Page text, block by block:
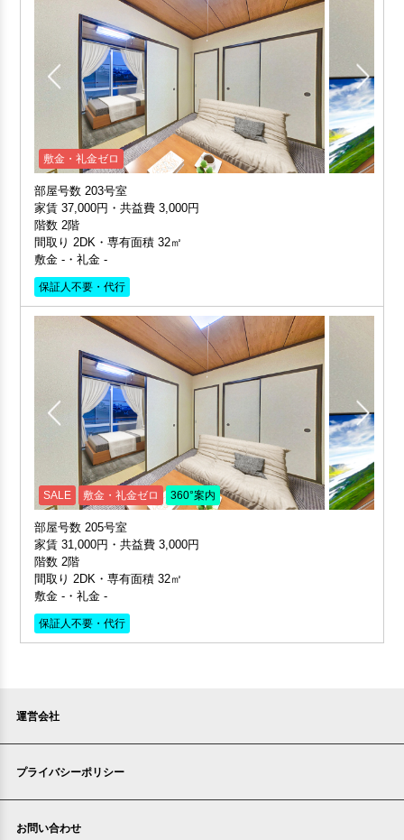
敷金・礼金ゼロ
部屋号数 203号室
家賃 37,000円・共益費 3,000円
階数 2階
間取り 2DK・専有面積 32㎡
敷金 -・礼金 -
保証人不要・代行
SALE 敷金・礼金ゼロ 360°案内
部屋号数 205号室
家賃 31,000円・共益費 3,000円
階数 2階
間取り 2DK・専有面積 32㎡
敷金 -・礼金 -
保証人不要・代行
運営会社
プライバシーポリシー
お問い合わせ